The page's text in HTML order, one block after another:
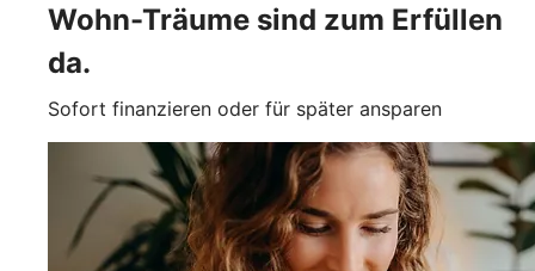
Wohn-Träume sind zum Erfüllen
da.
Sofort finanzieren oder für später ansparen